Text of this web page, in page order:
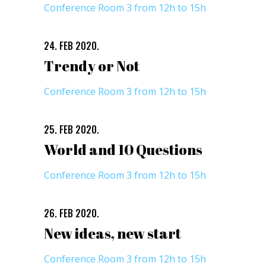
Conference Room 3 from 12h to 15h
24. FEB 2020.
Trendy or Not
Conference Room 3 from 12h to 15h
25. FEB 2020.
World and 10 Questions
Conference Room 3 from 12h to 15h
26. FEB 2020.
New ideas, new start
Conference Room 3 from 12h to 15h